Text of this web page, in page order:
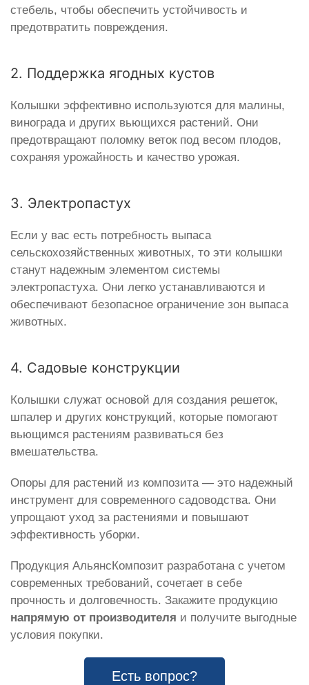
стебель, чтобы обеспечить устойчивость и
предотвратить повреждения.
2. Поддержка ягодных кустов
Колышки эффективно используются для малины,
винограда и других вьющихся растений. Они
предотвращают поломку веток под весом плодов,
сохраняя урожайность и качество урожая.
3. Электропастух
Если у вас есть потребность выпаса
сельскохозяйственных животных, то эти колышки
станут надежным элементом системы
электропастуха. Они легко устанавливаются и
обеспечивают безопасное ограничение зон выпаса
животных.
4. Садовые конструкции
Колышки служат основой для создания решеток,
шпалер и других конструкций, которые помогают
вьющимся растениям развиваться без
вмешательства.
Опоры для растений из композита — это надежный
инструмент для современного садоводства. Они
упрощают уход за растениями и повышают
эффективность уборки.
Продукция АльянсКомпозит разработана с учетом
современных требований, сочетает в себе
прочность и долговечность. Закажите продукцию
напрямую от производителя и получите выгодные
условия покупки.
Есть вопрос?